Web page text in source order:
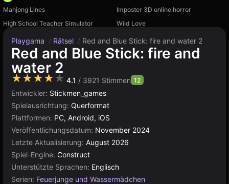
Mahjong Lines
Imposter 3D online horror
High School Teacher Simulator
Wild Love
Playgama / Rätsel / Red and Blue Stick: fire and water 2
Red and Blue Stick: fire and
water 2
★★★★★ 4.1 / 3921 Stimmen 12
Entwickler: Stickmen_games
Spielausrichtung: Querformat
Plattformen: PC, Android, iOS
Veröffentlichungsdatum: November 2024
Letzte Aktualisierung: August 2026
Spiel-Engine: Construct
Unterstützte Sprachen: Englisch
Serien: Feuerjunge und Wassermädchen